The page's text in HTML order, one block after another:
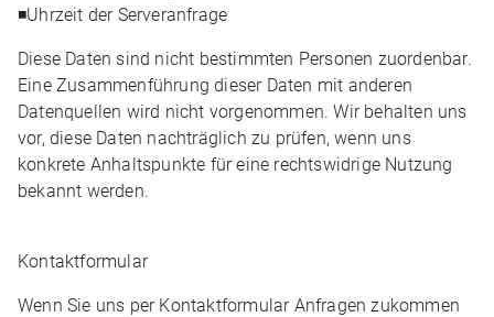
◾Uhrzeit der Serveranfrage
Diese Daten sind nicht bestimmten Personen zuordenbar.
Eine Zusammenführung dieser Daten mit anderen
Datenquellen wird nicht vorgenommen. Wir behalten uns
vor, diese Daten nachträglich zu prüfen, wenn uns
konkrete Anhaltspunkte für eine rechtswidrige Nutzung
bekannt werden.
Kontaktformular
Wenn Sie uns per Kontaktformular Anfragen zukommen